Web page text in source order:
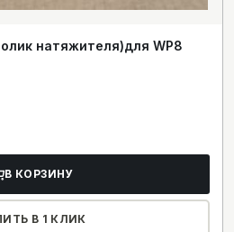
натяжителя)для WP8
В КОРЗИНУ
В 1 КЛИК